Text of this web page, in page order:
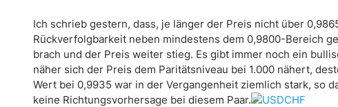
Ich schrieb gestern, dass, je länger der Preis nicht über
Rückverfolgbarkeit neben mindestens dem 0,9800-Bereich
brach und der Preis weiter stieg. Es gibt immer noch ein
näher sich der Preis dem Paritätsniveau bei 1.000 nähert,
Wert bei 0,9935 war in der Vergangenheit ziemlich stark, so
keine Richtungsvorhersage bei diesem Paar.